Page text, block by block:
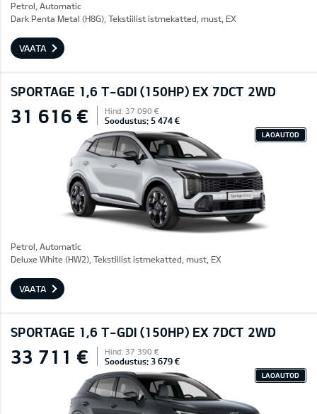
Petrol, Automatic
Dark Penta Metal (H8G), Tekstiilist istmekatted, must, EX
VAATA
SPORTAGE 1,6 T-GDI (150HP) EX 7DCT 2WD
31 616 € Hind: 37 090 €
Soodustus: 5 474 €
LAOAUTOD
Petrol, Automatic
Deluxe White (HW2), Tekstiilist istmekatted, must, EX
VAATA
SPORTAGE 1,6 T-GDI (150HP) EX 7DCT 2WD
33 711 € Hind: 37 390 €
Soodustus: 3 679 €
LAOAUTOD